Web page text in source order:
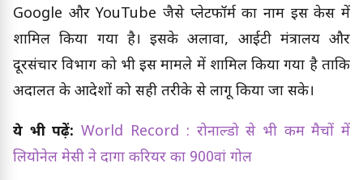
Google और YouTube जैसे प्लेटफॉर्म का नाम इस केस में
शामिल किया गया है। इसके अलावा, आईटी मंत्रालय और
दूरसंचार विभाग को भी इस मामले में शामिल किया गया है ताकि
अदालत के आदेशों को सही तरीके से लागू किया जा सके।
ये भी पढ़ें: World Record : रोनाल्डो से भी कम मैचों में
लियोनेल मेसी ने दागा करियर का 900वां गोल